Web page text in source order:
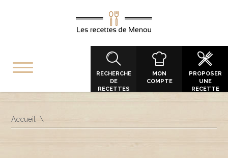
RECHERCHE
DE
RECETTES
MON
COMPTE
PROPOSER
UNE
RECETTE
Accueil